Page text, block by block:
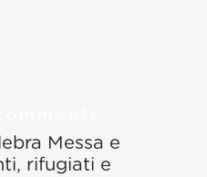
Messa e
rifugiati e